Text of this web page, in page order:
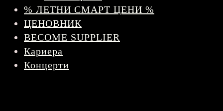
% ЛЕТНИ СМАРТ ЦЕНИ %
ЦЕНОВНИК
BECOME SUPPLIER
Кариера
Концерти